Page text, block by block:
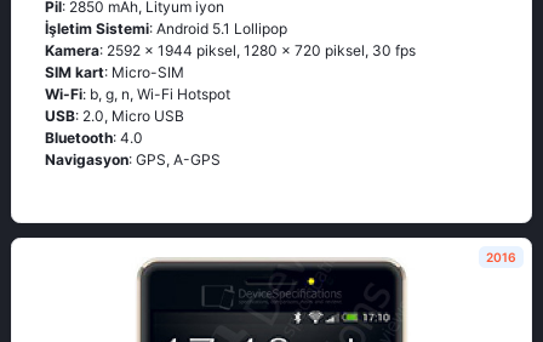
Pil: 2850 mAh, Lityum iyon
İşletim Sistemi: Android 5.1 Lollipop
Kamera: 2592 x 1944 piksel, 1280 x 720 piksel, 30 fps
SIM kart: Micro-SIM
Wi-Fi: b, g, n, Wi-Fi Hotspot
USB: 2.0, Micro USB
Bluetooth: 4.0
Navigasyon: GPS, A-GPS
2016